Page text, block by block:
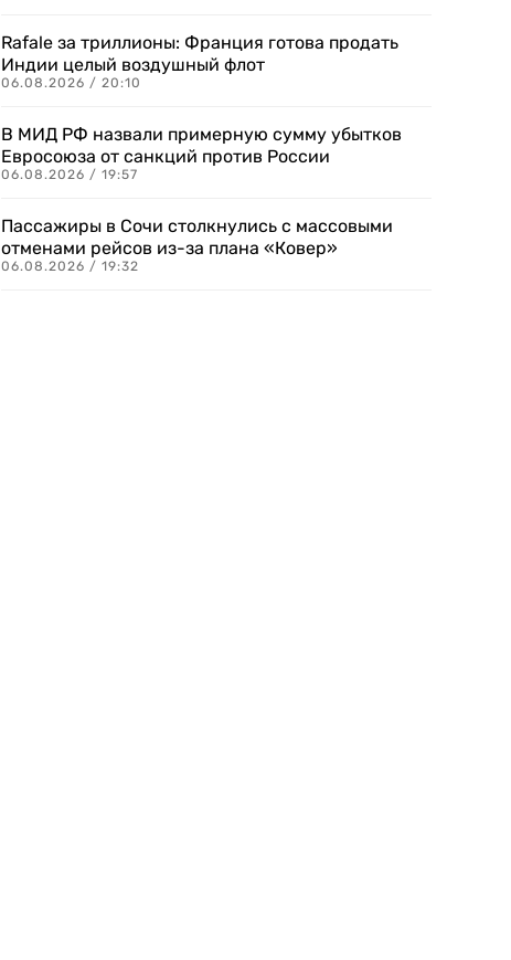
Rafale за триллионы: Франция готова продать
Индии целый воздушный флот
06.08.2026 / 20:10
В МИД РФ назвали примерную сумму убытков
Евросоюза от санкций против России
06.08.2026 / 19:57
Пассажиры в Сочи столкнулись с массовыми
отменами рейсов из-за плана «Ковер»
06.08.2026 / 19:32